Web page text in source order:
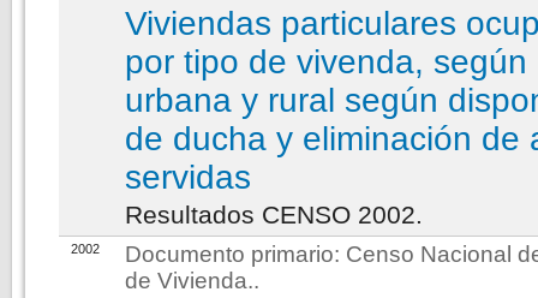
Viviendas particulares
por tipo de vivenda, según
urbana y rural según
de ducha y eliminación de
servidas
Resultados CENSO 2002.
2002 Documento primario: Censo Nacional
de Vivienda..